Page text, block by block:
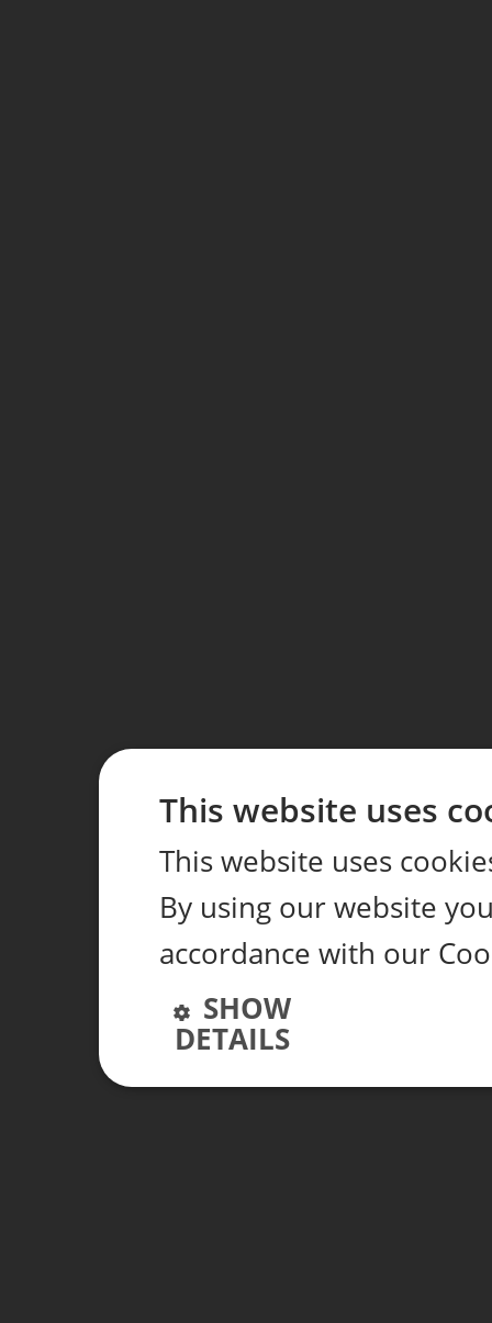
This website uses
This website uses
By using our website
accordance with our
SHOW
DETAILS